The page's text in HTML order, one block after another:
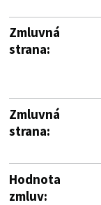
Zmluvná
strana:
Zmluvná
strana:
Hodnota
zmluv: